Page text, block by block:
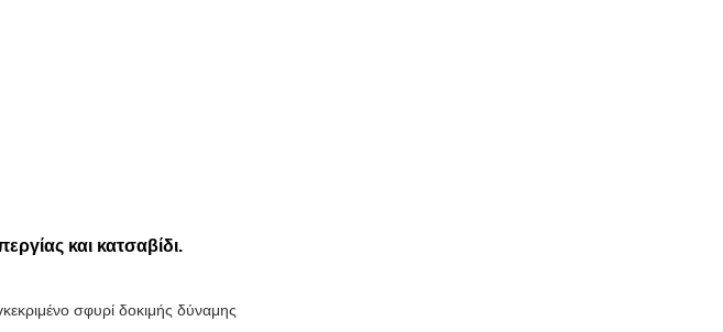
και κατσαβίδι.
σφυρί δοκιμής δύναμης